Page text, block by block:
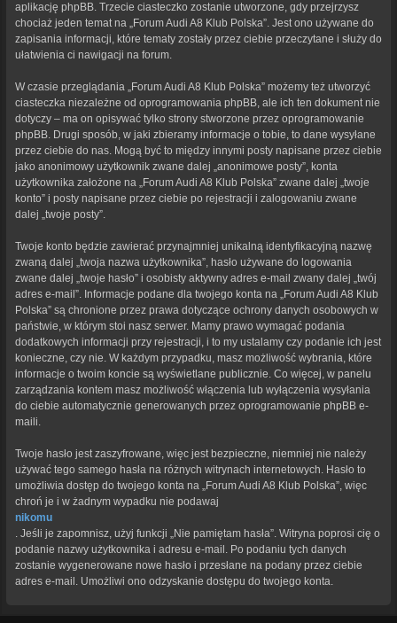
aplikację phpBB. Trzecie ciasteczko zostanie utworzone, gdy przejrzysz
chociaż jeden temat na „Forum Audi A8 Klub Polska”. Jest ono używane do
zapisania informacji, które tematy zostały przez ciebie przeczytane i służy do
ułatwienia ci nawigacji na forum.
W czasie przeglądania „Forum Audi A8 Klub Polska” możemy też utworzyć
ciasteczka niezależne od oprogramowania phpBB, ale ich ten dokument nie
dotyczy – ma on opisywać tylko strony stworzone przez oprogramowanie
phpBB. Drugi sposób, w jaki zbieramy informacje o tobie, to dane wysyłane
przez ciebie do nas. Mogą być to między innymi posty napisane przez ciebie
jako anonimowy użytkownik zwane dalej „anonimowe posty”, konta
użytkownika założone na „Forum Audi A8 Klub Polska” zwane dalej „twoje
konto” i posty napisane przez ciebie po rejestracji i zalogowaniu zwane
dalej „twoje posty”.
Twoje konto będzie zawierać przynajmniej unikalną identyfikacyjną nazwę
zwaną dalej „twoja nazwa użytkownika”, hasło używane do logowania
zwane dalej „twoje hasło” i osobisty aktywny adres e-mail zwany dalej „twój
adres e-mail”. Informacje podane dla twojego konta na „Forum Audi A8 Klub
Polska” są chronione przez prawa dotyczące ochrony danych osobowych w
państwie, w którym stoi nasz serwer. Mamy prawo wymagać podania
dodatkowych informacji przy rejestracji, i to my ustalamy czy podanie ich jest
konieczne, czy nie. W każdym przypadku, masz możliwość wybrania, które
informacje o twoim koncie są wyświetlane publicznie. Co więcej, w panelu
zarządzania kontem masz możliwość włączenia lub wyłączenia wysyłania
do ciebie automatycznie generowanych przez oprogramowanie phpBB e-
maili.
Twoje hasło jest zaszyfrowane, więc jest bezpieczne, niemniej nie należy
używać tego samego hasła na różnych witrynach internetowych. Hasło to
umożliwia dostęp do twojego konta na „Forum Audi A8 Klub Polska”, więc
chroń je i w żadnym wypadku nie podawaj
nikomu
. Jeśli je zapomnisz, użyj funkcji „Nie pamiętam hasła”. Witryna poprosi cię o
podanie nazwy użytkownika i adresu e-mail. Po podaniu tych danych
zostanie wygenerowane nowe hasło i przesłane na podany przez ciebie
adres e-mail. Umożliwi ono odzyskanie dostępu do twojego konta.